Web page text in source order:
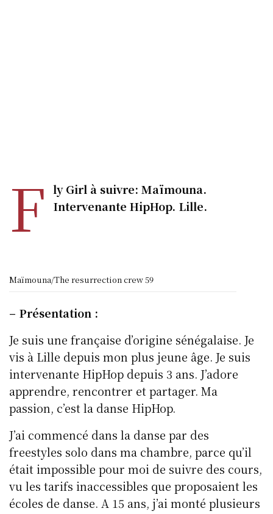
F ly Girl à suivre: Maïmouna.
Intervenante HipHop. Lille.
Maïmouna/The resurrection crew 59
– Présentation :
Je suis une française d’origine sénégalaise. Je
vis à Lille depuis mon plus jeune âge. Je suis
intervenante HipHop depuis 3 ans. J’adore
apprendre, rencontrer et partager. Ma
passion, c’est la danse HipHop.
J’ai commencé dans la danse par des
freestyles solo dans ma chambre, parce qu’il
était impossible pour moi de suivre des cours,
vu les tarifs inaccessibles que proposaient les
écoles de danse. A 15 ans, j’ai monté plusieurs